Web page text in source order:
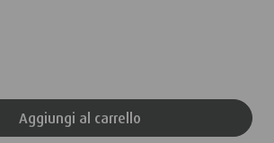
Aggiungi al carrello